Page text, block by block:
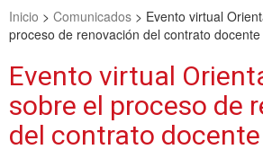
Inicio > Comunicados > Evento virtual
proceso de renovación del contrato docente
Evento virtual
sobre el proceso de
del contrato docente